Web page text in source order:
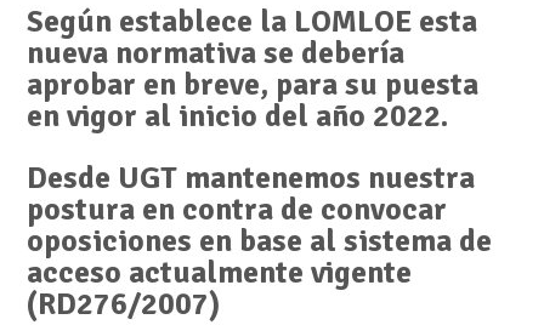
Según establece la LOMLOE esta
nueva normativa se debería
aprobar en breve, para su puesta
en vigor al inicio del año 2022.
Desde UGT mantenemos nuestra
postura en contra de convocar
oposiciones en base al sistema de
acceso actualmente vigente
(RD276/2007)